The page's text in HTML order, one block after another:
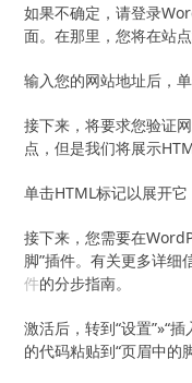
如果不确定，请登录
面。在那里，您将在站
输入您的网站地址后，单
接下来，将要求您验证
点，但是我们将展示
单击HTML标记以展开它
接下来，您需要在
脚”插件。有关更多详细
件的分步指南。
激活后，转到“设置”»“
的代码粘贴到“页眉中的